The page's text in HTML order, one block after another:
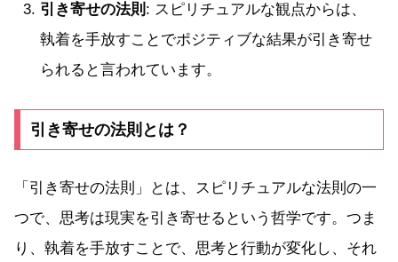
引き寄せの法則 : スピリチュアルな観点からは、
執着を手放すことでポジティブな結果が引き寄せ
られると言われています。
引き寄せの法則とは？
「引き寄せの法則」とは、スピリチュアルな法則の一
つで、思考は現実を引き寄せるという哲学です。つま
り、執着を手放すことで、思考と行動が変化し、それ